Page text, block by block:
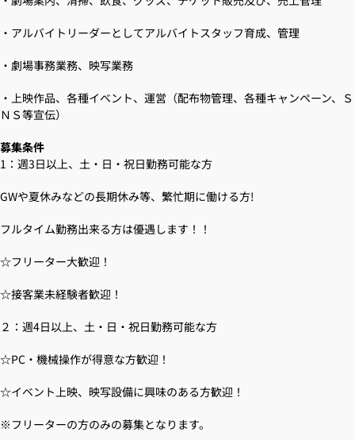
・アルバイトリーダーとしてアルバイトスタッフ育成、管理
・劇場事務業務、映写業務
・上映作品、各種イベント、運営（配布物管理、各種キャンペーン、Ｓ
ＮＳ等宣伝）
募集条件
1：週3日以上、土・日・祝日勤務可能な方
GWや夏休みなどの長期休み等、繁忙期に働ける方!
フルタイム勤務出来る方は優遇します！！
☆フリーター大歓迎！
☆接客業未経験者歓迎！
２：週4日以上、土・日・祝日勤務可能な方
☆PC・機械操作が得意な方歓迎！
☆イベント上映、映写設備に興味のある方歓迎！
※フリーターの方のみの募集となります。